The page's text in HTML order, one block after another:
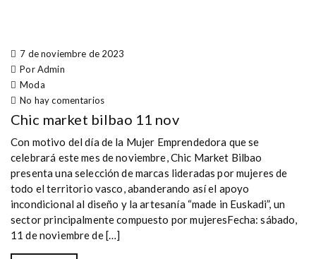
7 de noviembre de 2023
Por Admin
Moda
No hay comentarios
Chic market bilbao 11 nov
Con motivo del día de la Mujer Emprendedora que se
celebrará este mes de noviembre, Chic Market Bilbao
presenta una selección de marcas lideradas por mujeres de
todo el territorio vasco, abanderando así el apoyo
incondicional al diseño y la artesanía “made in Euskadi”, un
sector principalmente compuesto por mujeresFecha: sábado,
11 de noviembre de […]